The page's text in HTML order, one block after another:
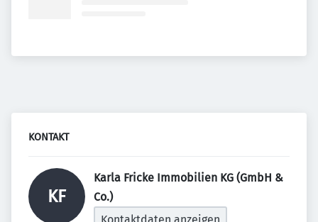
KONTAKT
KF
Karla Fricke Immobilien KG (GmbH &
Co.)